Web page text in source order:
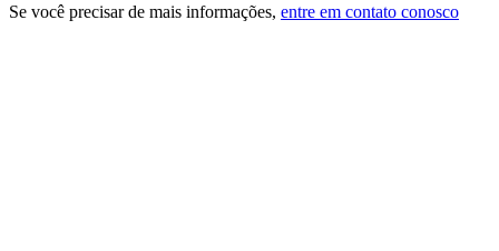
Se você precisar de mais informações, entre em contato conosco